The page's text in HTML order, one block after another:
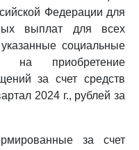
Федерации для
выплат для всех
социальные
на приобретение
за счет средств
2024 г., рублей за
за счет